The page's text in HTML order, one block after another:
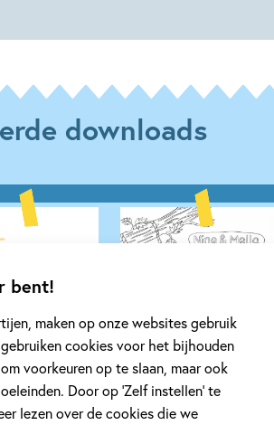
bent!
maken op onze websites gebruik
cookies voor het bijhouden
voorkeuren op te slaan, maar ook
Door op ‘Zelf instellen’ te
lezen over de cookies die we
Koops,
Koops
downloads